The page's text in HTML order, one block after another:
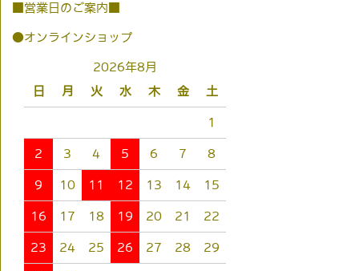
■営業日のご案内■
●オンラインショップ
2026年8月
日
月 火 水 木 金 土
1
2 3 4 5 6 7 8
9 10 11 12 13 14 15
16 17 18 19 20 21 22
23 24 25 26 27 28 29